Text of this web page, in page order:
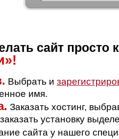
сайт просто
Выбрать и
имя.
Заказать хостинг,
установку
сайта у нашего